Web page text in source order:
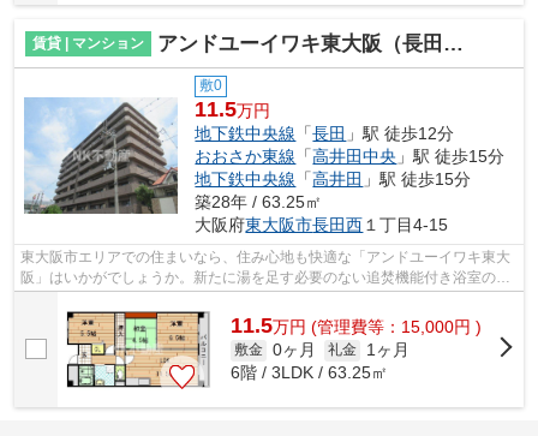
賃貸 | マンション アンドユーイワキ東大阪（長田賃貸）
敷0
11.5万円
地下鉄中央線 「長田 」駅 徒歩12分
おおさか東線 「高井田中央 」駅 徒歩15分
地下鉄中央線 「高井田 」駅 徒歩15分
築28年 / 63.25㎡
大阪府東大阪市長田西 １丁目4-15
東大阪市エリアでの住まいなら、住み心地も快適な「アンドユーイワキ東大
阪」はいかがでしょうか。新たに湯を足す必要のない追焚機能付き浴室の物
件です。ストレスフリーな生活に欠か...
11.5万円 (管理費等：15,000円 )
敷金 0ヶ月 礼金
1ヶ月
6階 / 3LDK / 63.25㎡